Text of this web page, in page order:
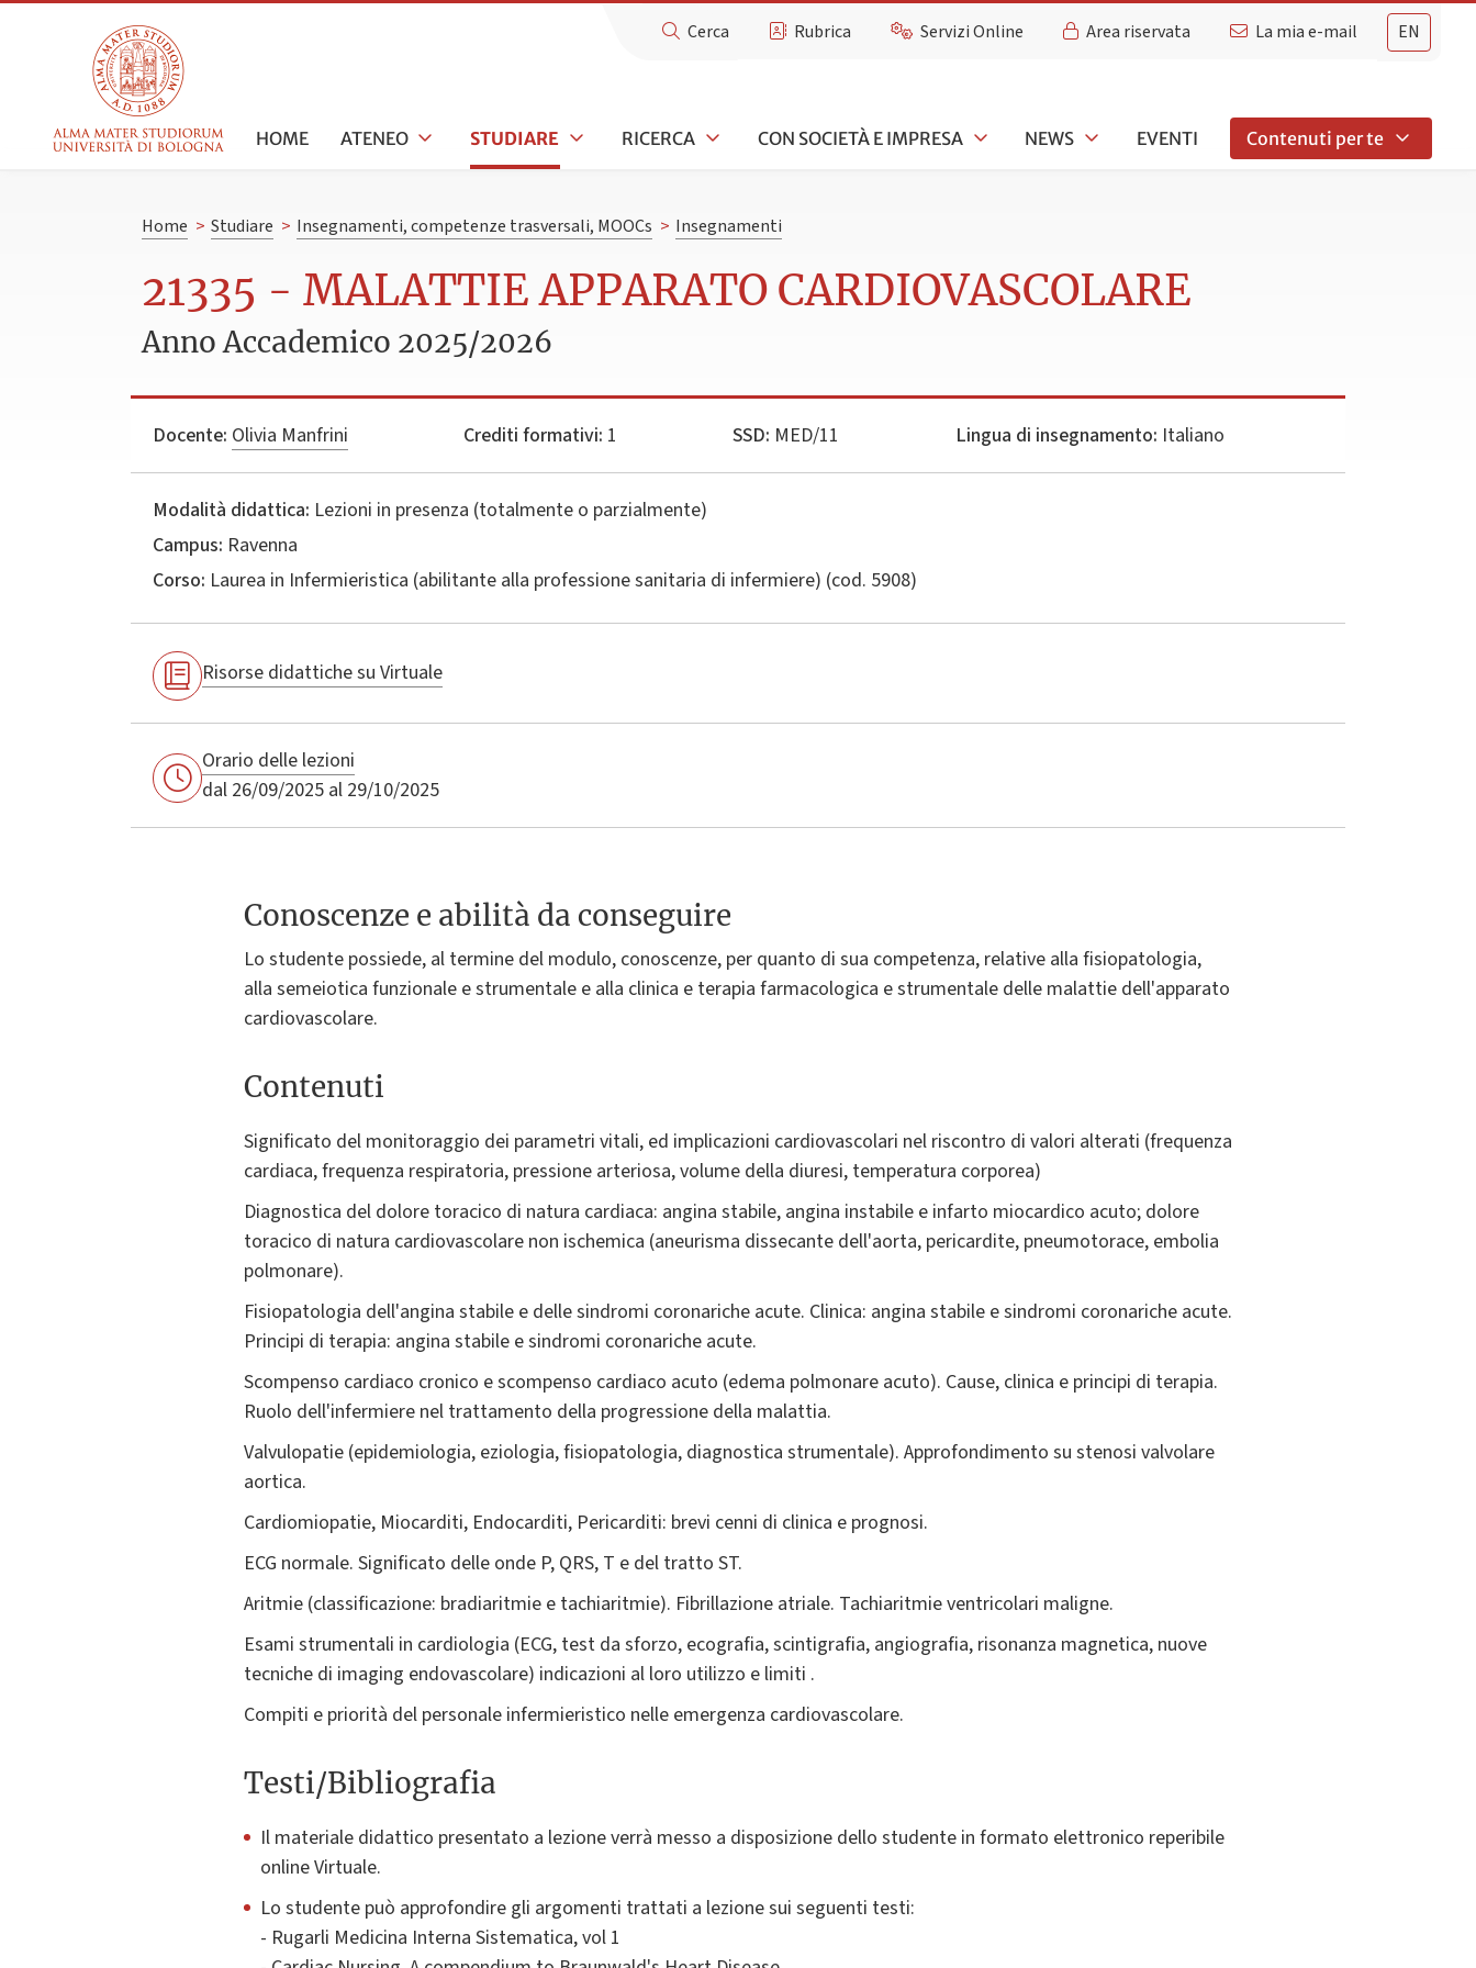
EN
Cerca Rubrica Servizi Online Area riservata La mia e-mail
HOME ATENEO STUDIARE RICERCA CON SOCIETÀ E IMPRESA NEWS EVENTI Contenuti per te
Home > Studiare > Insegnamenti, competenze trasversali, MOOCs > Insegnamenti
21335 - MALATTIE APPARATO CARDIOVASCOLARE
Anno Accademico 2025/2026
Docente: Olivia Manfrini Crediti formativi: 1 SSD: MED/11 Lingua di insegnamento: Italiano
Modalità didattica: Lezioni in presenza (totalmente o parzialmente)
Campus: Ravenna
Corso: Laurea in Infermieristica (abilitante alla professione sanitaria di infermiere) (cod. 5908)
Risorse didattiche su Virtuale
Orario delle lezioni
dal 26/09/2025 al 29/10/2025
Conoscenze e abilità da conseguire
Lo studente possiede, al termine del modulo, conoscenze, per quanto di sua competenza, relative alla fisiopatologia,
alla semeiotica funzionale e strumentale e alla clinica e terapia farmacologica e strumentale delle malattie dell'apparato
cardiovascolare.
Contenuti
Significato del monitoraggio dei parametri vitali, ed implicazioni cardiovascolari nel riscontro di valori alterati (frequenza
cardiaca, frequenza respiratoria, pressione arteriosa, volume della diuresi, temperatura corporea)
Diagnostica del dolore toracico di natura cardiaca: angina stabile, angina instabile e infarto miocardico acuto; dolore
toracico di natura cardiovascolare non ischemica (aneurisma dissecante dell'aorta, pericardite, pneumotorace, embolia
polmonare).
Fisiopatologia dell'angina stabile e delle sindromi coronariche acute. Clinica: angina stabile e sindromi coronariche acute.
Principi di terapia: angina stabile e sindromi coronariche acute.
Scompenso cardiaco cronico e scompenso cardiaco acuto (edema polmonare acuto). Cause, clinica e principi di terapia.
Ruolo dell'infermiere nel trattamento della progressione della malattia.
Valvulopatie (epidemiologia, eziologia, fisiopatologia, diagnostica strumentale). Approfondimento su stenosi valvolare
aortica.
Cardiomiopatie, Miocarditi, Endocarditi, Pericarditi: brevi cenni di clinica e prognosi.
ECG normale. Significato delle onde P, QRS, T e del tratto ST.
Aritmie (classificazione: bradiaritmie e tachiaritmie). Fibrillazione atriale. Tachiaritmie ventricolari maligne.
Esami strumentali in cardiologia (ECG, test da sforzo, ecografia, scintigrafia, angiografia, risonanza magnetica, nuove
tecniche di imaging endovascolare) indicazioni al loro utilizzo e limiti .
Compiti e priorità del personale infermieristico nelle emergenza cardiovascolare.
Testi/Bibliografia
Il materiale didattico presentato a lezione verrà messo a disposizione dello studente in formato elettronico reperibile
online Virtuale.
Lo studente può approfondire gli argomenti trattati a lezione sui seguenti testi:
- Rugarli Medicina Interna Sistematica, vol 1